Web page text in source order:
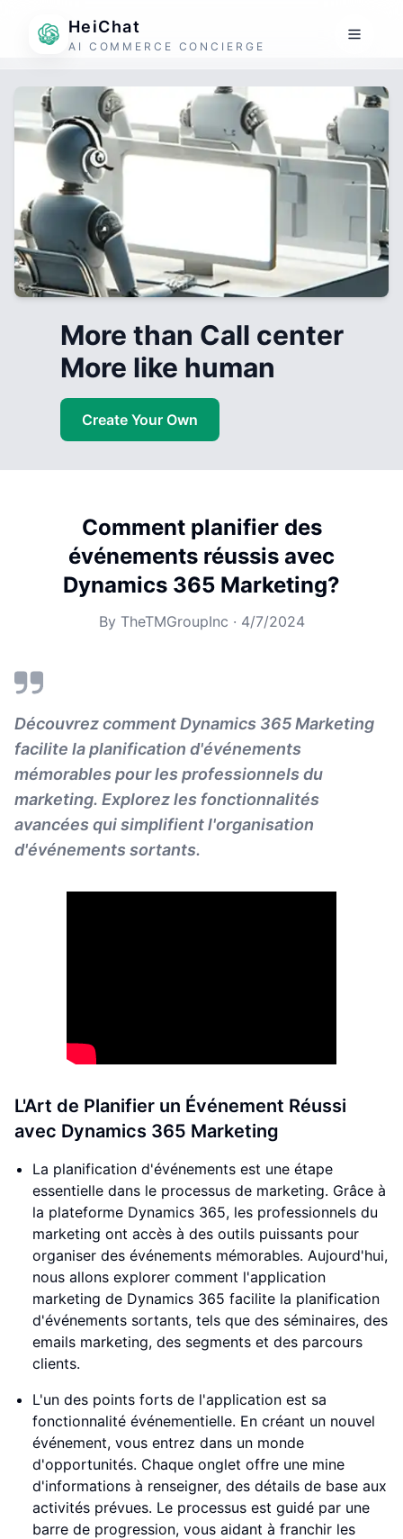
HeiChat
AI COMMERCE CONCIERGE
More than Call center
More like human
Create Your Own
Comment planifier des
événements réussis avec
Dynamics 365 Marketing?
By TheTMGroupInc · 4/7/2024
Découvrez comment Dynamics 365 Marketing
facilite la planification d'événements
mémorables pour les professionnels du
marketing. Explorez les fonctionnalités
avancées qui simplifient l'organisation
d'événements sortants.
L'Art de Planifier un Événement Réussi
avec Dynamics 365 Marketing
La planification d'événements est une étape
essentielle dans le processus de marketing. Grâce à
la plateforme Dynamics 365, les professionnels du
marketing ont accès à des outils puissants pour
organiser des événements mémorables. Aujourd'hui,
nous allons explorer comment l'application
marketing de Dynamics 365 facilite la planification
d'événements sortants, tels que des séminaires, des
emails marketing, des segments et des parcours
clients.
L'un des points forts de l'application est sa
fonctionnalité événementielle. En créant un nouvel
événement, vous entrez dans un monde
d'opportunités. Chaque onglet offre une mine
d'informations à renseigner, des détails de base aux
activités prévues. Le processus est guidé par une
barre de progression, vous aidant à franchir les